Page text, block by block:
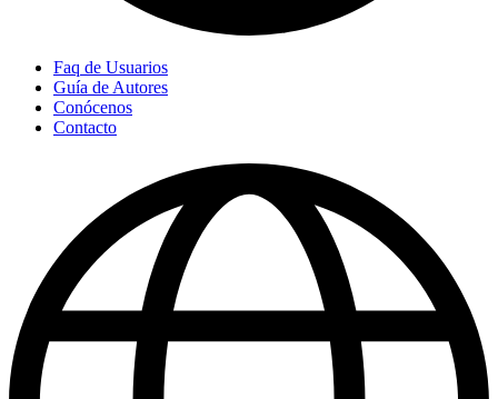
Faq de Usuarios
Guía de Autores
Conócenos
Contacto